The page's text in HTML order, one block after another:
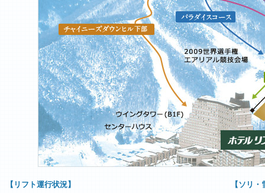
【リフト運行状況】 【ソリ